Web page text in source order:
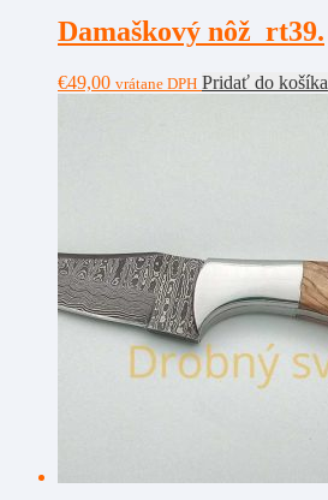
Damaškový nôž rt39.
€49,00 vrátane DPH Pridať do košíka